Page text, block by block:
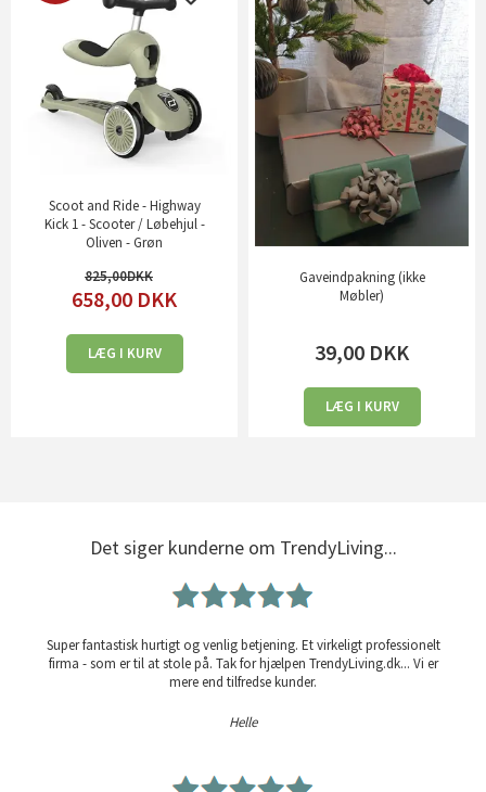
Scoot and Ride - Highway
Kick 1 - Scooter / Løbehjul -
Oliven - Grøn
825,00
658,00 DKK
LÆG I KURV
Gaveindpakning (ikke
Møbler)
39,00 DKK
LÆG I KURV
Det siger kunderne om TrendyLiving...
Super fantastisk hurtigt og venlig betjening. Et virkeligt professionelt
firma - som er til at stole på. Tak for hjælpen TrendyLiving.dk... Vi er
mere end tilfredse kunder.
Helle